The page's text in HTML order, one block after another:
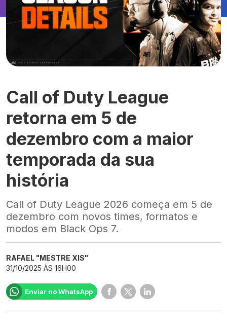
Call of Duty League
retorna em 5 de
dezembro com a maior
temporada da sua
história
Call of Duty League 2026 começa em 5 de
dezembro com novos times, formatos e
modos em Black Ops 7.
RAFAEL "MESTRE XIS"
31/10/2025 ÀS 16H00
Enviar no WhatsApp